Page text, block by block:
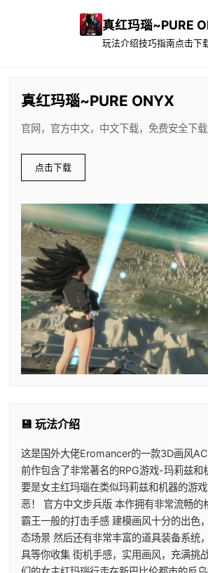
真红玛瑙~PURE
玩法介绍技巧指南点击下
真红玛瑙~PURE ONYX
官网，官方中文，中文下载，免费安全下
点击下载
💾 玩法介绍
这是国外大佬Eromancer的一款3D画风
前作包含了非常著名的RPG游戏-玛莉兹和
要是女主红玛瑙在类似玛莉兹和机器的游
恶！ 官方中文步兵版 本作拥有非常流畅的
霸王一般的打击手感 建模画风十分的出色
态场景 然后还有非常丰富的道具装备系统
具等你收集 街机手感，实用画风，充满挑